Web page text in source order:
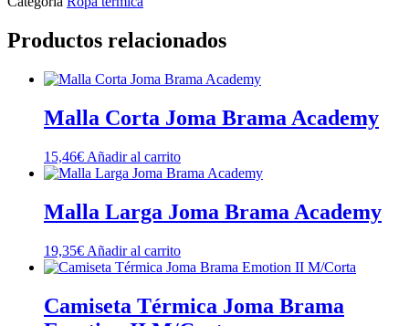
Productos relacionados
Malla Corta Joma Brama Academy
15,46€ Añadir al carrito
Malla Larga Joma Brama Academy
19,35€ Añadir al carrito
Camiseta Térmica Joma Brama